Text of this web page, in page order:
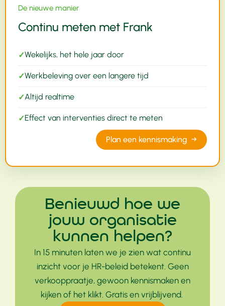
De nieuwe manier
Continu meten met Frank
✓Wekelijks, het hele jaar door
✓Werkbeleving over een langere tijd
✓Altijd realtime
✓Effect van interventies direct te meten
Plan een kennismaking →
Benieuwd hoe we
jouw organisatie
kunnen helpen?
In 15 minuten laten we je zien wat continu
inzicht voor je HR-beleid betekent. Geen
verkooppraatje, gewoon kennismaken en
kijken of het klikt. Gratis en vrijblijvend.